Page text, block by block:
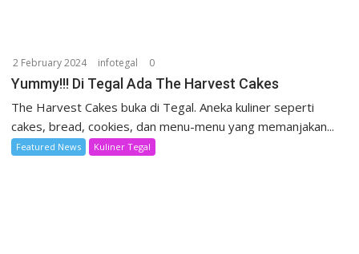
2 February 2024 infotegal 0
Yummy!!! Di Tegal Ada The Harvest Cakes
The Harvest Cakes buka di Tegal. Aneka kuliner seperti
cakes, bread, cookies, dan menu-menu yang memanjakan...
Featured News Kuliner Tegal